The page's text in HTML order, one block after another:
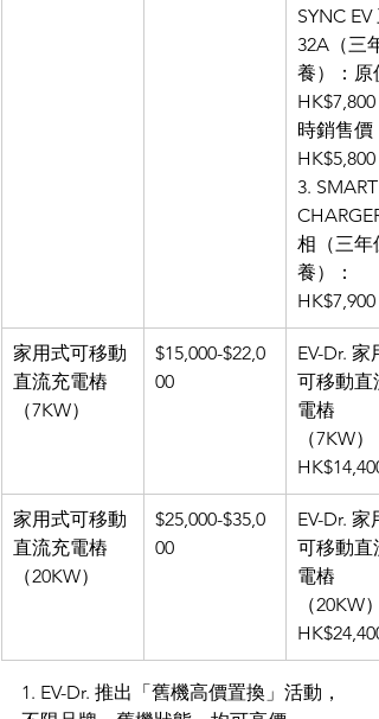
SYNC EV
32A（三
養）：原
HK$7,800
時銷售價
HK$5,800
3. SMART
相（三年
養）：
HK$7,900
家用式可移動
直流充電樁
（7KW）
$15,000-$22,0
00
EV-Dr. 家
可移動直
電樁
（7KW）
HK$14,400
家用式可移動
直流充電樁
（20KW）
$25,000-$35,0
00
EV-Dr. 家
可移動直
電樁
（20KW
HK$24,400
1. EV-Dr. 推出「舊機高價置換」活動，